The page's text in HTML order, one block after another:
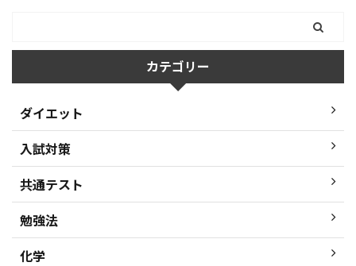
カテゴリー
ダイエット
入試対策
共通テスト
勉強法
化学